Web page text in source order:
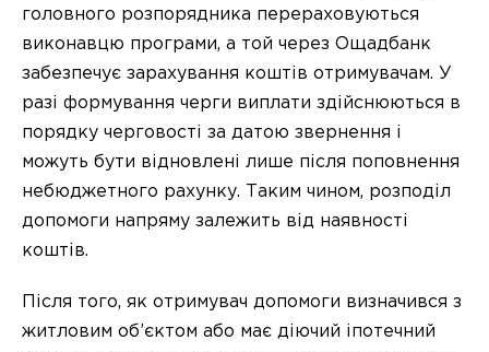
головного розпорядника перераховуються
виконавцю програми, а той через Ощадбанк
забезпечує зарахування коштів отримувачам. У
разі формування черги виплати здійснюються в
порядку черговості за датою звернення і
можуть бути відновлені лише після поповнення
небюджетного рахунку. Таким чином, розподіл
допомоги напряму залежить від наявності
коштів.
Після того, як отримувач допомоги визначився з
житловим об’єктом або має діючий іпотечний